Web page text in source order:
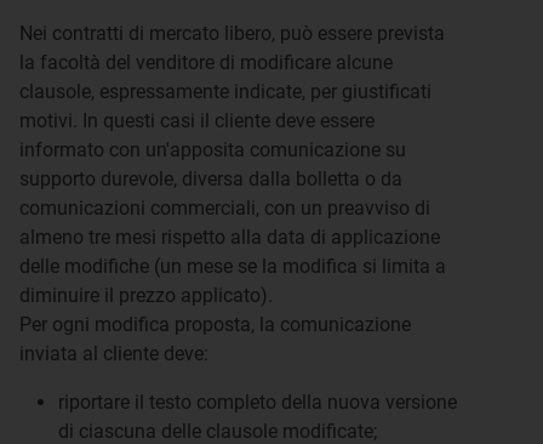
Nei contratti di mercato libero, può essere prevista
la facoltà del venditore di modificare alcune
clausole, espressamente indicate, per giustificati
motivi. In questi casi il cliente deve essere
informato con un'apposita comunicazione su
supporto durevole, diversa dalla bolletta o da
comunicazioni commerciali, con un preavviso di
almeno tre mesi rispetto alla data di applicazione
delle modifiche (un mese se la modifica si limita a
diminuire il prezzo applicato).
Per ogni modifica proposta, la comunicazione
inviata al cliente deve:
riportare il testo completo della nuova versione
di ciascuna delle clausole modificate;